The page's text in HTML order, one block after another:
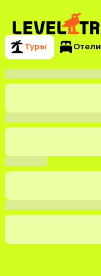
Туры Отели